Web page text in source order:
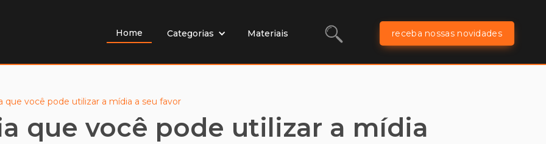
Home Categorias Materiais receba nossas novidades
que você pode utilizar a mídia a seu favor
que você pode utilizar a mídia